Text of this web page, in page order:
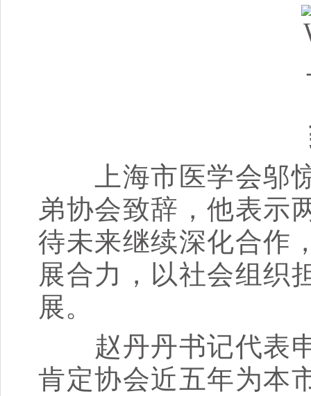
上海市医学会邬惊
弟协会致辞，他表示
待未来继续深化合作
展合力，以社会组织
展。
赵丹丹书记代表申
肯定协会近五年为本